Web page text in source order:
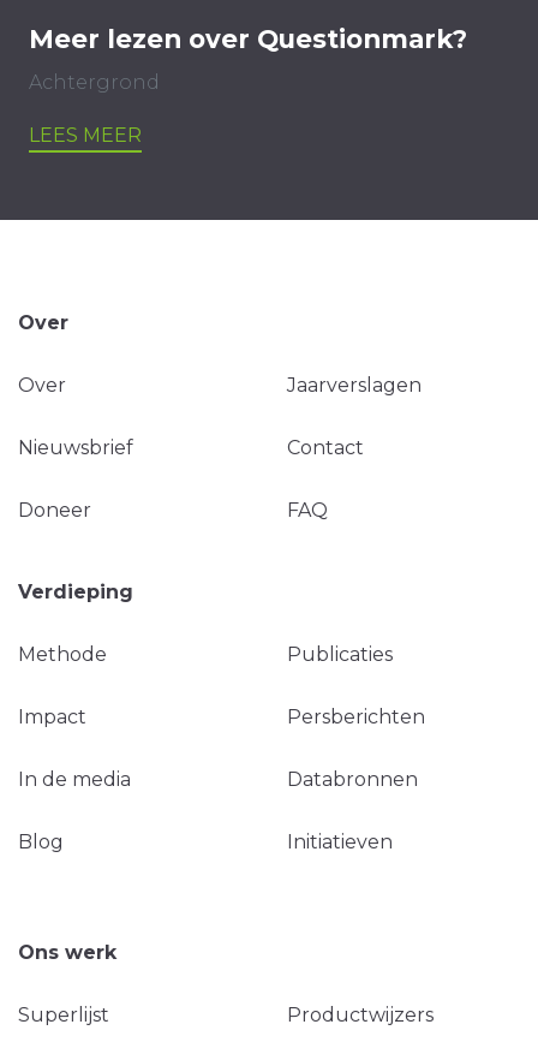
Meer lezen over Questionmark?
Achtergrond
LEES MEER
Over
Over Jaarverslagen
Nieuwsbrief Contact
Doneer FAQ
Verdieping
Methode Publicaties
Impact Persberichten
In de media Databronnen
Blog Initiatieven
Ons werk
Superlijst Productwijzers